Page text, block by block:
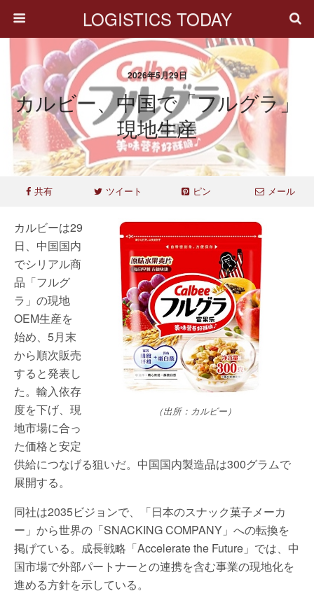
LOGISTICS TODAY
2026年5月29日
カルビー、中国で「フルグラ」
現地生産
共有 ツイート ピン メール
（出所：カルビー）
カルビーは29
日、中国国内
でシリアル商
品「フルグ
ラ」の現地
OEM生産を
始め、5月末
から順次販売
すると発表し
た。輸入依存
度を下げ、現
地市場に合っ
た価格と安定
供給につなげる狙いだ。中国国内製造品は300グラムで
展開する。
同社は2035ビジョンで、「日本のスナック菓子メーカ
ー」から世界の「SNACKING COMPANY」への転換を
掲げている。成長戦略「Accelerate the Future」では、中
国市場で外部パートナーとの連携を含む事業の現地化を
進める方針を示している。